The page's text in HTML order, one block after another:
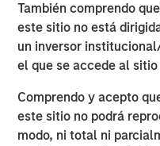
También comprendo
este sitio no está
un inversor
el que se accede al sitio
Comprendo y acepto
este sitio no podrá
modo, ni total ni
theory would
We emphasize
rates much higher
growth than they
given today’s